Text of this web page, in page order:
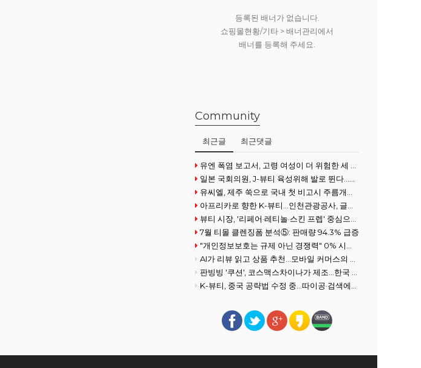
등록된 배너가 없습니다.
쇼핑몰현황/기타 > 배너관리에서
배너를 등록해 주세요.
Community
최근글 최근댓글
유엔 폭염 보고서, 고령 여성이 더 위험한 세 가지 이유
일본 국회의원, J-뷰티 육성위해 발로 뛴다...화장품협회 방문
유씨엘, 제주 쑥으로 국내 첫 비고시 주름개선 기능성 획득
아프리카로 향한 K-뷰티…인천관광공사, 글로벌사우스 공략 강화
뷰티 시장, '리페어·레티놀·스킨 프렙' 중심으로 전개
7월 티몰 클렌징폼 분석⑤: 판매량 94.3% 급증
"개인정보보호는 규제 아닌 경쟁력" 0% 시장을 100% 필수재로 만든 여성
AI가 리뷰 읽고 상품 추천…모바일 커머스의 진화
판빙빙 '쿠션', 코스맥스차이나가 제조…한국 ODM 경쟁력 재조명
K-뷰티, 중국 공략법 수정 중...따이공·검색에서 콘텐츠로